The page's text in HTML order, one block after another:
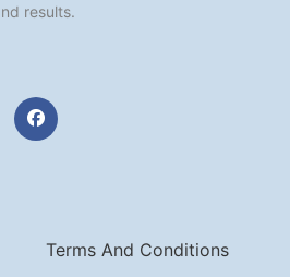
results.
Terms And Conditions